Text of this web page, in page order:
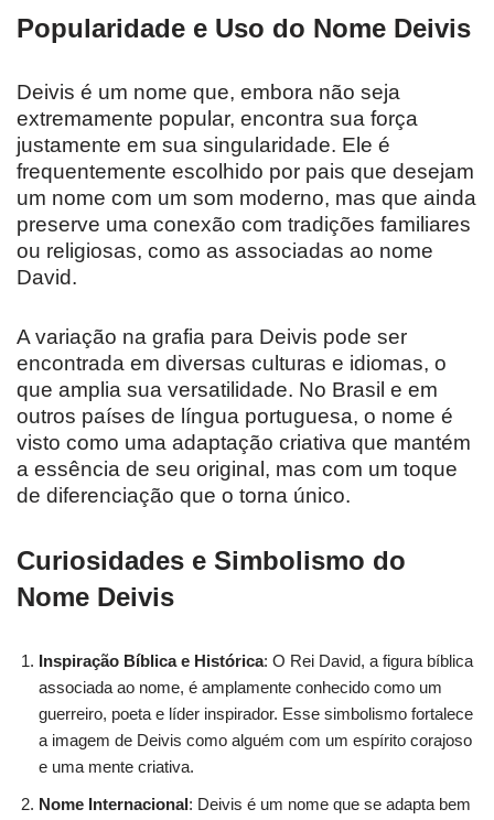
Popularidade e Uso do Nome Deivis
Deivis é um nome que, embora não seja
extremamente popular, encontra sua força
justamente em sua singularidade. Ele é
frequentemente escolhido por pais que desejam
um nome com um som moderno, mas que ainda
preserve uma conexão com tradições familiares
ou religiosas, como as associadas ao nome
David.
A variação na grafia para Deivis pode ser
encontrada em diversas culturas e idiomas, o
que amplia sua versatilidade. No Brasil e em
outros países de língua portuguesa, o nome é
visto como uma adaptação criativa que mantém
a essência de seu original, mas com um toque
de diferenciação que o torna único.
Curiosidades e Simbolismo do
Nome Deivis
Inspiração Bíblica e Histórica: O Rei David, a figura bíblica
associada ao nome, é amplamente conhecido como um
guerreiro, poeta e líder inspirador. Esse simbolismo fortalece
a imagem de Deivis como alguém com um espírito corajoso
e uma mente criativa.
Nome Internacional: Deivis é um nome que se adapta bem